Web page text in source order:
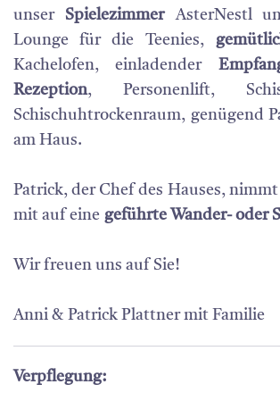
unser SpielezimmerAsterNestl
Lounge für die Teenies,
Kachelofen, einladender
Rezeption, Personenlift,
Schischuhtrockenraum, genügend
am Haus.
Patrick, der Chef des Hauses, nimmt
mit auf eine geführte Wander- oder
Wir freuen uns auf Sie!
Anni & Patrick Plattner mit Familie
Verpflegung: